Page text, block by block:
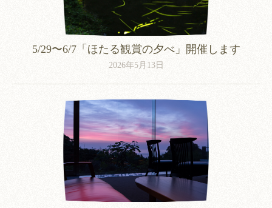
5/29〜6/7「ほたる観賞の夕べ」開催します
2026年5月13日